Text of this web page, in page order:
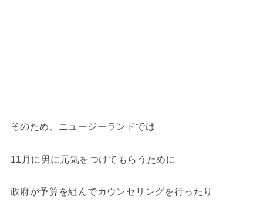
そのため、ニュージーランドでは
11月に男に元気をつけてもらうために
政府が予算を組んでカウンセリングを行ったり